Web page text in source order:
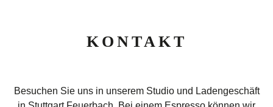
KONTAKT
Besuchen Sie uns in unserem Studio und Ladengeschäft